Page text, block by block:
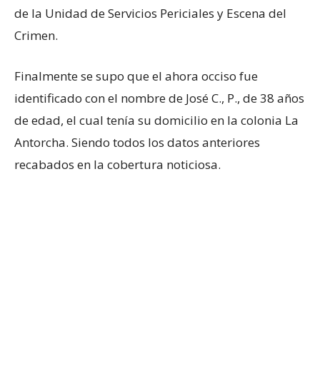
de la Unidad de Servicios Periciales y Escena del
Crimen.
Finalmente se supo que el ahora occiso fue
identificado con el nombre de José C., P., de 38 años
de edad, el cual tenía su domicilio en la colonia La
Antorcha. Siendo todos los datos anteriores
recabados en la cobertura noticiosa.